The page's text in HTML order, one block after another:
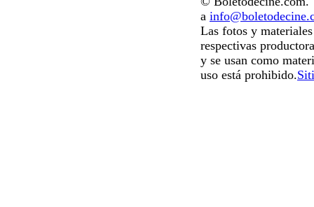
a
Las fotos y
respectivas
y se usan como
uso está prohibido.